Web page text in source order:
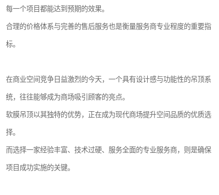
每一个项目都能达到预期的效果。
合理的价格体系与完善的售后服务也是衡量服务商专业程度的重要指
标。
在商业空间竞争日益激烈的今天，一个具有设计感与功能性的吊顶系
统，往往能够成为商场吸引顾客的亮点。
软膜吊顶以其独特的优势，正在成为现代商场提升空间品质的优质选
择。
而选择一家经验丰富、技术过硬、服务全面的专业服务商，则是确保
项目成功实施的关键。